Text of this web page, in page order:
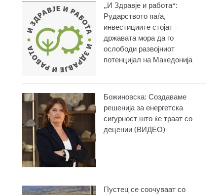
„И Здравје и работа“:
Рударството паѓа,
инвестициите стојат –
државата мора да го
ослободи развојниот
потенцијал на Македонија
Божиновска: Создаваме
решенија за енергетска
сигурност што ќе траат со
децении (ВИДЕО)
Пустец се соочуваат со